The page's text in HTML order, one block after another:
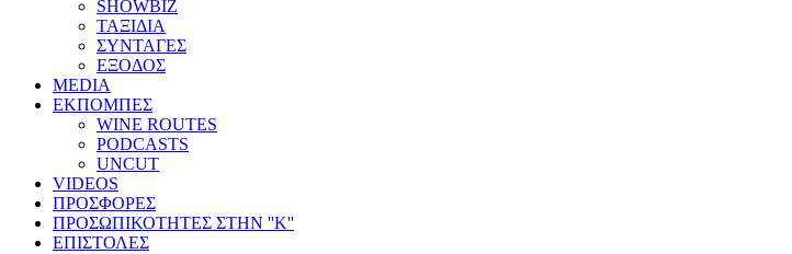
SHOWBIZ
ΤΑΞΙΔΙΑ
ΣΥΝΤΑΓΕΣ
ΕΞΟΔΟΣ
MEDIA
ΕΚΠΟΜΠΕΣ
WINE ROUTES
PODCASTS
UNCUT
VIDEOS
ΠΡΟΣΦΟΡΕΣ
ΠΡΟΣΩΠΙΚΟΤΗΤΕΣ ΣΤΗΝ ''Κ''
ΕΠΙΣΤΟΛΕΣ